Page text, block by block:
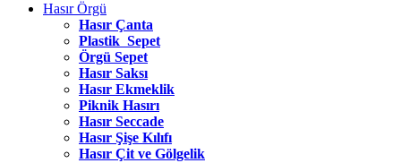
Hasır Örgü
Hasır Çanta
Plastik Sepet
Örgü Sepet
Hasır Saksı
Hasır Ekmeklik
Piknik Hasırı
Hasır Seccade
Hasır Şişe Kılıfı
Hasır Çit ve Gölgelik